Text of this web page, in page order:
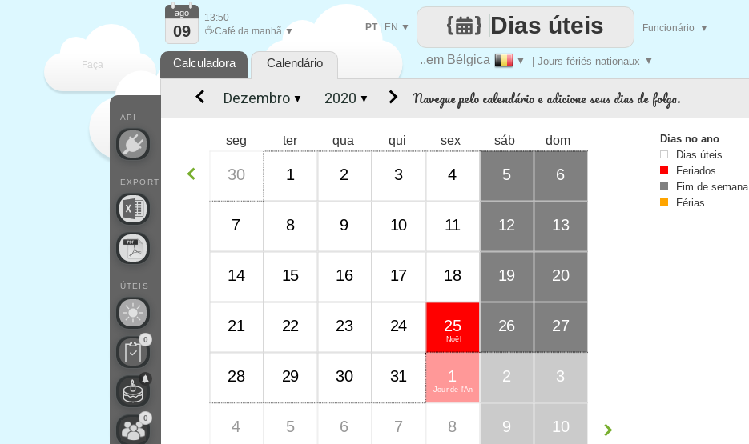
Faça ..em Bélgica ▼ | Jours fériés nationaux ▼
Dias úteis
PT| EN ▼ Funcionário ▼
API
EXPORT
ÚTEIS
0
0
ago
09
13:50
☕Café da manhã ▼
Calculadora Calendário
Navegue pelo calendário e adicione seus dias de folga.
seg ter qua qui sex sáb dom
30 1 2 3 4 5 6
7 8 9 10 11 12 13
14 15 16 17 18 19 20
21 22 23 24
Noël
25 26 27
28 29 30 31
Jour de l'An
1 2 3
4 5 6 7 8 9 10
▼ ▼
Dias no ano
Dias úteis
Feriados
Fim de semana
Férias